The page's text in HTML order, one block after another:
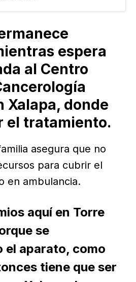
espera
al Centro
Xalapa, donde
el tratamiento.
asegura que no
para cubrir el
en ambulancia.
aquí en Torre
se
el aparato, como
tiene que ser